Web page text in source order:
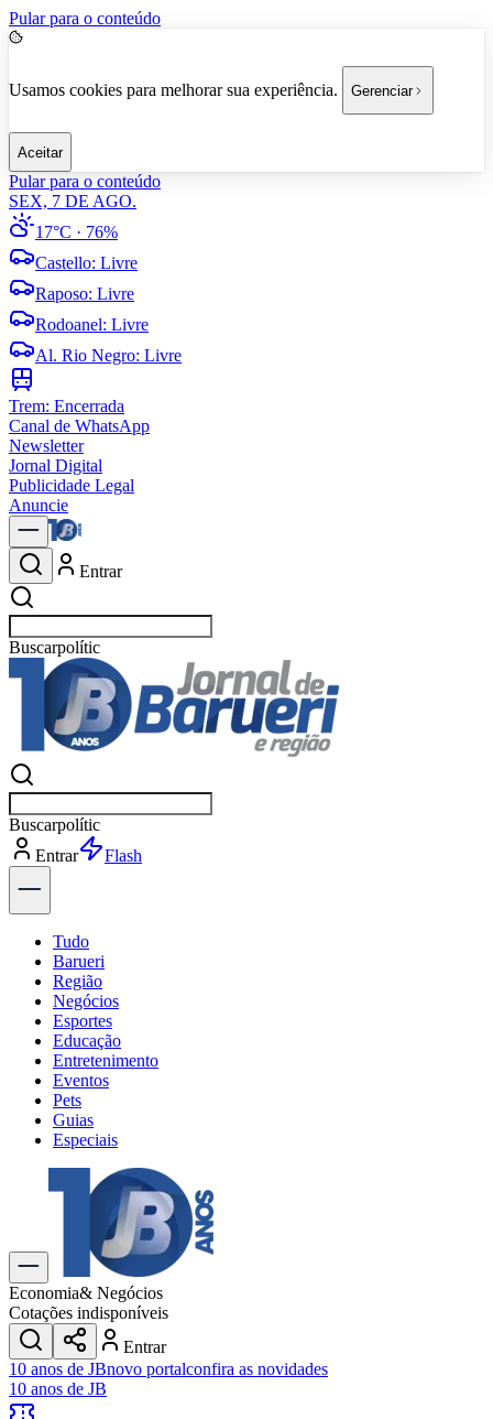
Pular para o conteúdo
Usamos cookies para melhorar sua experiência. Gerenciar
Aceitar
Pular para o conteúdo
SEX, 7 DE AGO.
17°C · 76%
Castello: Livre
Raposo: Livre
Rodoanel: Livre
Al. Rio Negro: Livre
Trem: Encerrada
Canal de WhatsApp
Newsletter
Jornal Digital
Publicidade Legal
Anuncie
Entrar
Buscarnotícias
Buscarnotícias
Entrar
Explorar
Tudo
Barueri
Região
Negócios
Esportes
Educação
Entretenimento
Eventos
Pets
Guias
Especiais
Explore Tudo
Últimas Notícias
Previsão do Tempo
Trânsito e Rotas
Dia a Dia & Lazer
Transportes
Gastronomia
Cinema & Shows
JogosNovo
Para Sua Empresa
Economia& Negócios
Cotações indisponíveis
Entrar
10 anos de JBnovo portalconfira as novidades
10 anos de JB